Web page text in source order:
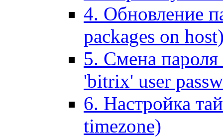
4. Обновление
packages on
5. Смена пароля
'bitrix' user
6. Настройка
timezone)